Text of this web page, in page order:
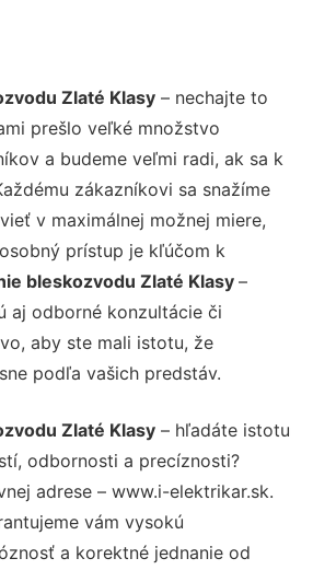
Zlaté Klasy – nechajte to
prešlo veľké množstvo
a budeme veľmi radi, ak sa k
zákazníkovi sa snažíme
v maximálnej možnej miere,
prístup je kľúčom k
bleskozvodu Zlaté Klasy –
aj odborné konzultácie či
aby ste mali istotu, že
podľa vašich predstáv.
Zlaté Klasy – hľadáte istotu
odbornosti a precíznosti?
adrese – www.i-elektrikar.sk.
vám vysokú
a korektné jednanie od